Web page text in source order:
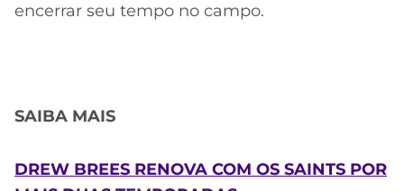
encerrar seu tempo no campo.
SAIBA MAIS
DREW BREES RENOVA COM OS SAINTS POR